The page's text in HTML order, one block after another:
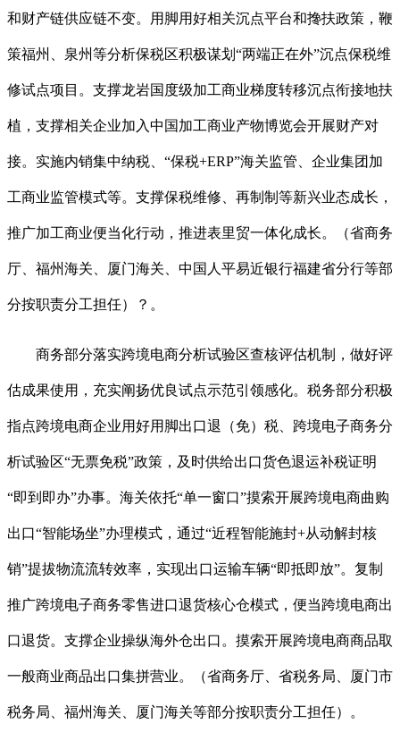
和财产链供应链不变。用脚用好相关沉点平台和搀扶政策，鞭
策福州、泉州等分析保税区积极谋划“两端正在外”沉点保税维
修试点项目。支撑龙岩国度级加工商业梯度转移沉点衔接地扶
植，支撑相关企业加入中国加工商业产物博览会开展财产对
接。实施内销集中纳税、“保税+ERP”海关监管、企业集团加
工商业监管模式等。支撑保税维修、再制制等新兴业态成长，
推广加工商业便当化行动，推进表里贸一体化成长。（省商务
厅、福州海关、厦门海关、中国人平易近银行福建省分行等部
分按职责分工担任）？。
商务部分落实跨境电商分析试验区查核评估机制，做好评
估成果使用，充实阐扬优良试点示范引领感化。税务部分积极
指点跨境电商企业用好用脚出口退（免）税、跨境电子商务分
析试验区“无票免税”政策，及时供给出口货色退运补税证明
“即到即办”办事。海关依托“单一窗口”摸索开展跨境电商曲购
出口“智能场坐”办理模式，通过“近程智能施封+从动解封核
销”提拔物流流转效率，实现出口运输车辆“即抵即放”。复制
推广跨境电子商务零售进口退货核心仓模式，便当跨境电商出
口退货。支撑企业操纵海外仓出口。摸索开展跨境电商商品取
一般商业商品出口集拼营业。（省商务厅、省税务局、厦门市
税务局、福州海关、厦门海关等部分按职责分工担任）。